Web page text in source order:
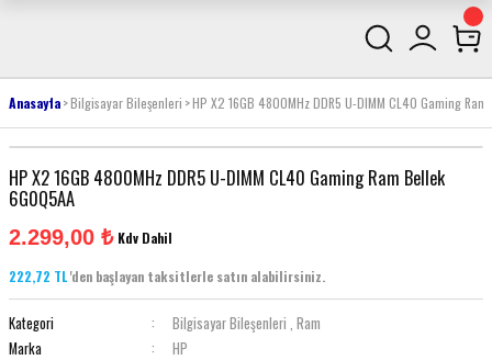
Anasayfa Bilgisayar Bileşenleri HP X2 16GB 4800MHz DDR5 U-DIMM CL40 Gaming
HP X2 16GB 4800MHz DDR5 U-DIMM CL40 Gaming Ram Bellek
6G0Q5AA
2.299,00 ₺ Kdv Dahil
222,72 TL'den başlayan taksitlerle satın alabilirsiniz.
Kategori Bilgisayar Bileşenleri , Ram
Marka
HP